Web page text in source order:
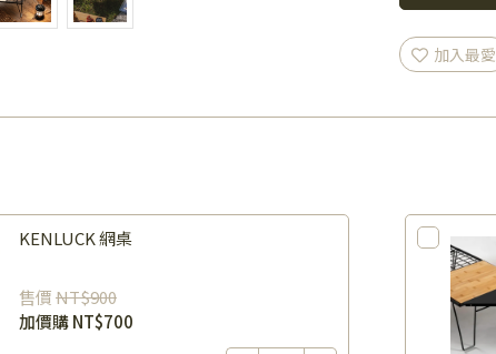
加入最愛
KENLUCK 網桌
售價NT$900
加價購NT$700